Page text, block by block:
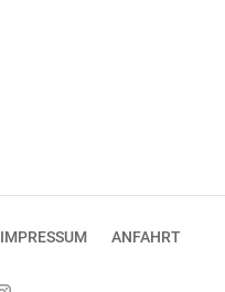
IMPRESSUM ANFAHRT